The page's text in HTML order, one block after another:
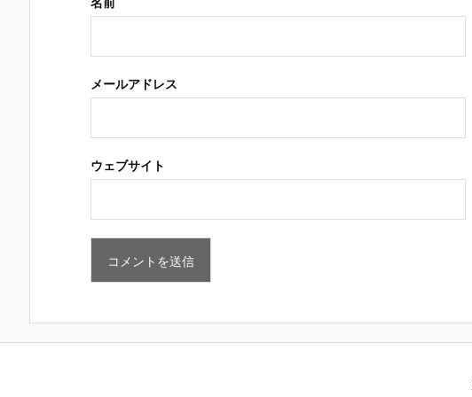
メールアドレス
ウェブサイト